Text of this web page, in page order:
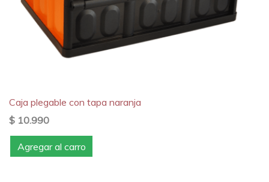
Caja plegable con tapa naranja
$ 10.990
Agregar al carro